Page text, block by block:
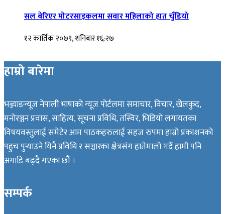
सल बेरिएर मोटरसाइकलमा सवार महिलाको हात चुँडियो
१२ कार्तिक २०७९, शनिबार १६:२७
हाम्रो बारेमा
भञ्ज्याङन्यूज नेपाली भाषाको न्यूज पोर्टलमा समाचार, विचार, खेलकुद,
मनोरञ्जन प्रवास, साहित्य, सूचना प्रविधि, तस्विर, भिडियो लगायतका
विषयवस्तुलाई समेटेर आम पाठकहरुलाई सहज रुपमा हाम्रो प्रकाशनको
पहुच पुर्‍याउने यिनै प्रविधि र सञ्चारका क्षेत्रसंग हातेमालो गर्दै हामी पनि
अगाडि बढ्दै गएका छौं ।
सम्पर्क